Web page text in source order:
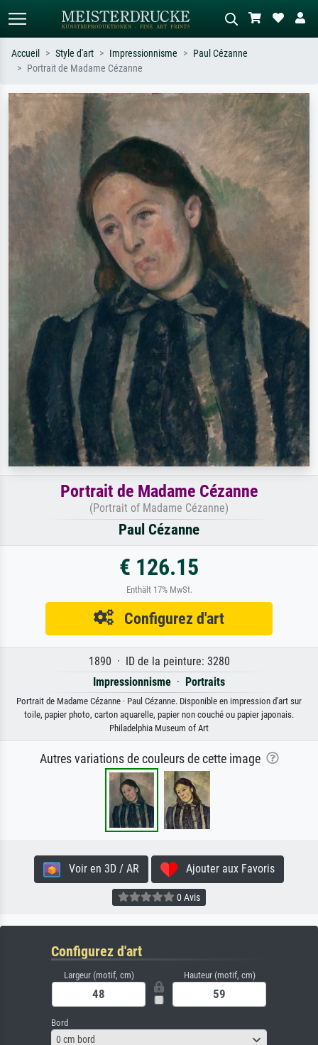
Recherchez par artiste, titre ou style –
ex. Monet, Nuit étoilée,
impressionnisme, vague de Hokusai,
nu.
Décrivez la scène – ex. prairie verte,
abstrait avec beaucoup de rouge,
tableau sombre, nu debout près d'un
arbre.
Accueil Style d'art Impressionnisme
Paul Cézanne
Portrait de Madame Cézanne
Portrait de Madame Cézanne
(Portrait of Madame Cézanne)
Paul Cézanne
€ 126.15
Enthält 17% MwSt.
Configurez d'art
1890 · ID de la peinture: 3280
Impressionnisme · Portraits
Portrait de Madame Cézanne · Paul Cézanne. Disponible en impression d'art sur
toile, papier photo, carton aquarelle, papier non couché ou papier japonais.
Philadelphia Museum of Art
Autres variations de couleurs de cette image
Voir en 3D / AR Ajouter aux Favoris
0 Avis
Configurez d'art
Largeur (motif, cm) Hauteur (motif, cm)
Bord
0 cm bord